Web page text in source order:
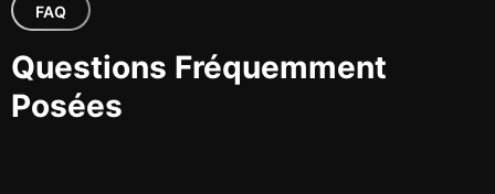
FAQ
Questions Fréquemment
Posées